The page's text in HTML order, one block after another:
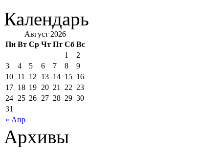
Календарь
Август 2026
Пн Вт Ср Чт Пт Сб Вс
« Апр
1
2
3
4 5 6 7 8
9
10 11 12 13 14 15 16
17 18 19 20 21 22 23
24 25 26 27 28 29 30
31
Архивы